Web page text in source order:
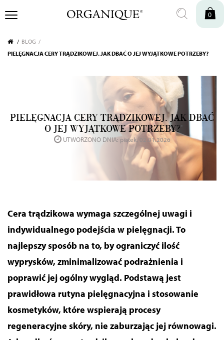
0
BLOG
PIELĘGNACJA CERY TRĄDZIKOWEJ. JAK DBAĆ O JEJ WYJĄTKOWE POTRZEBY?
PIELĘGNACJA CERY TRĄDZIKOWEJ. JAK DBAĆ
O JEJ WYJĄTKOWE POTRZEBY?
UTWORZONO DNIA: piątek, 02.01.2026
Cera trądzikowa wymaga szczególnej uwagi i
indywidualnego podejścia w pielęgnacji. To
najlepszy sposób na to, by ograniczyć ilość
wyprysków, zminimalizować podrażnienia i
poprawić jej ogólny wygląd. Podstawą jest
prawidłowa rutyna pielęgnacyjna i stosowanie
kosmetyków, które wspierają procesy
regeneracyjne skóry, nie zaburzając jej równowagi.